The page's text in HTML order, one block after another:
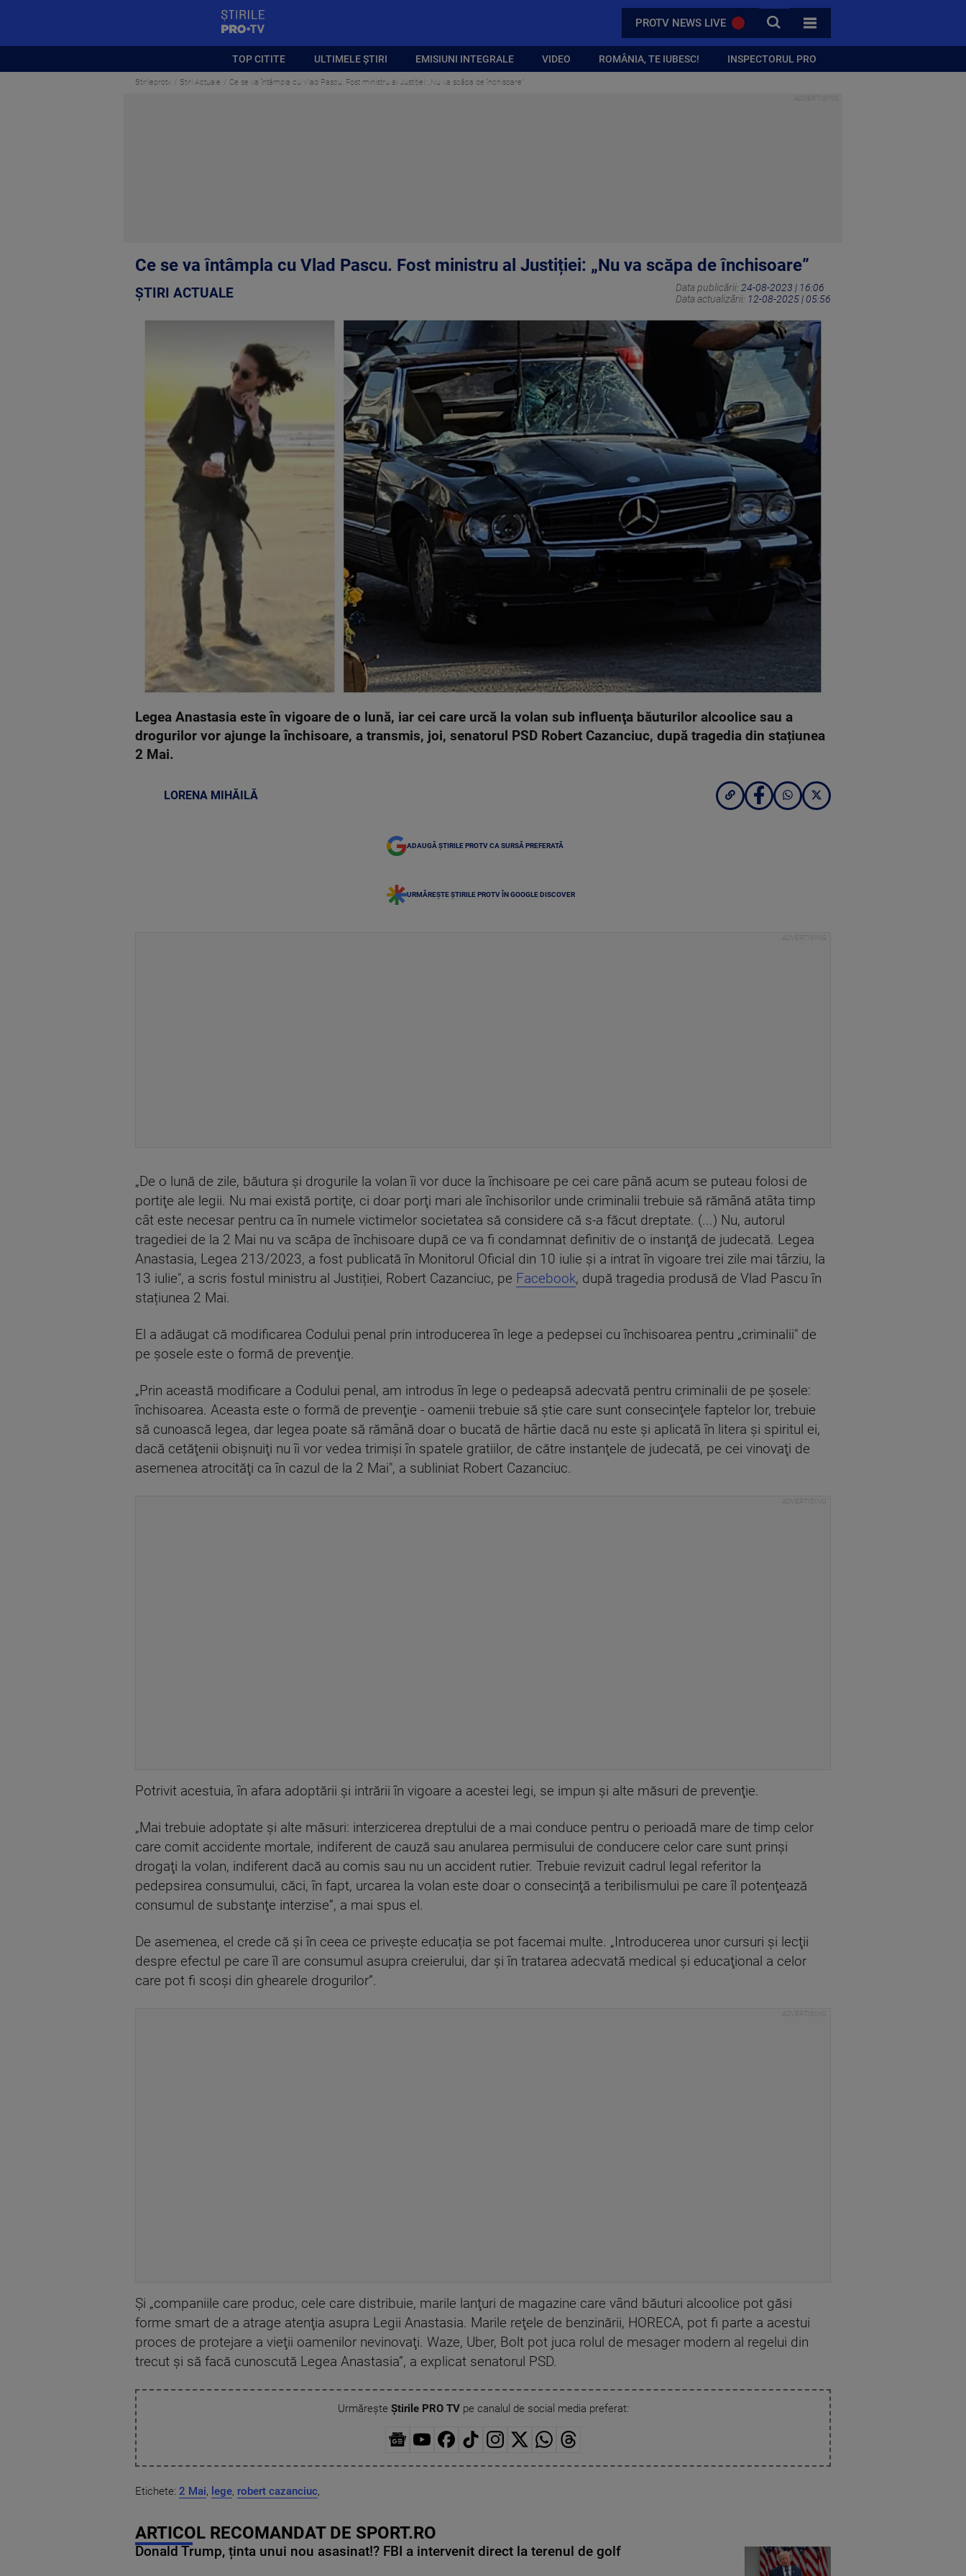
PROTV NEWS LIVE CAUTA
TOATE CATEGORIILE
TOP CITITE ULTIMELE ȘTIRI EMISIUNI INTEGRALE VIDEO ROMÂNIA, TE IUBESC! INSPECTORUL PRO
Stirileprotv Știri Actuale Ce se va întâmpla cu Vlad Pascu. Fost ministru al Justiției: „Nu va scăpa de închisoare”
Ce se va întâmpla cu Vlad Pascu. Fost ministru al Justiției: „Nu va scăpa de închisoare”
ȘTIRI ACTUALE Data publicării: 24-08-2023 | 16:06
Data actualizării: 12-08-2025 | 05:56
Legea Anastasia este în vigoare de o lună, iar cei care urcă la volan sub influenţa băuturilor alcoolice sau a
drogurilor vor ajunge la închisoare, a transmis, joi, senatorul PSD Robert Cazanciuc, după tragedia din stațiunea
2 Mai.
LORENA MIHĂILĂ
ADAUGĂ ȘTIRILE PROTV CA SURSĂ PREFERATĂ
URMĂREȘTE ȘTIRILE PROTV ÎN GOOGLE DISCOVER
„De o lună de zile, băutura şi drogurile la volan îi vor duce la închisoare pe cei care până acum se puteau folosi de
portiţe ale legii. Nu mai există portiţe, ci doar porţi mari ale închisorilor unde criminalii trebuie să rămână atâta timp
cât este necesar pentru ca în numele victimelor societatea să considere că s-a făcut dreptate. (...) Nu, autorul
tragediei de la 2 Mai nu va scăpa de închisoare după ce va fi condamnat definitiv de o instanţă de judecată. Legea
Anastasia, Legea 213/2023, a fost publicată în Monitorul Oficial din 10 iulie şi a intrat în vigoare trei zile mai târziu, la
13 iulie", a scris fostul ministru al Justiției, Robert Cazanciuc, pe Facebook, după tragedia produsă de Vlad Pascu în
stațiunea 2 Mai.
El a adăugat că modificarea Codului penal prin introducerea în lege a pedepsei cu închisoarea pentru „criminalii" de
pe şosele este o formă de prevenţie.
„Prin această modificare a Codului penal, am introdus în lege o pedeapsă adecvată pentru criminalii de pe şosele:
închisoarea. Aceasta este o formă de prevenţie - oamenii trebuie să ştie care sunt consecinţele faptelor lor, trebuie
să cunoască legea, dar legea poate să rămână doar o bucată de hârtie dacă nu este şi aplicată în litera şi spiritul ei,
dacă cetăţenii obişnuiţi nu îi vor vedea trimişi în spatele gratiilor, de către instanţele de judecată, pe cei vinovaţi de
asemenea atrocităţi ca în cazul de la 2 Mai", a subliniat Robert Cazanciuc.
Potrivit acestuia, în afara adoptării şi intrării în vigoare a acestei legi, se impun şi alte măsuri de prevenţie.
„Mai trebuie adoptate şi alte măsuri: interzicerea dreptului de a mai conduce pentru o perioadă mare de timp celor
care comit accidente mortale, indiferent de cauză sau anularea permisului de conducere celor care sunt prinşi
drogaţi la volan, indiferent dacă au comis sau nu un accident rutier. Trebuie revizuit cadrul legal referitor la
pedepsirea consumului, căci, în fapt, urcarea la volan este doar o consecinţă a teribilismului pe care îl potenţează
consumul de substanţe interzise”, a mai spus el.
De asemenea, el crede că și în ceea ce privește educația se pot facemai multe. „Introducerea unor cursuri şi lecţii
despre efectul pe care îl are consumul asupra creierului, dar şi în tratarea adecvată medical şi educaţional a celor
care pot fi scoşi din ghearele drogurilor”.
Și „companiile care produc, cele care distribuie, marile lanţuri de magazine care vând băuturi alcoolice pot găsi
forme smart de a atrage atenţia asupra Legii Anastasia. Marile reţele de benzinării, HORECA, pot fi parte a acestui
proces de protejare a vieţii oamenilor nevinovaţi. Waze, Uber, Bolt pot juca rolul de mesager modern al regelui din
trecut şi să facă cunoscută Legea Anastasia”, a explicat senatorul PSD.
Urmărește Știrile PRO TVpe canalul de social media preferat:
Etichete: 2 Mai, lege, robert cazanciuc,
ARTICOL RECOMANDAT DE SPORT.RO
Donald Trump, ținta unui nou asasinat!? FBI a intervenit direct la terenul de golf